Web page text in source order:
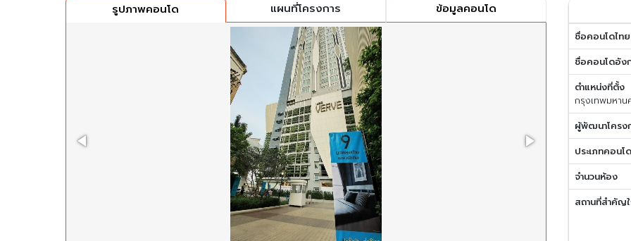
รูปภาพคอนโด แผนที่โครงการ ข้อมูลคอนโด
ชื่อคอนโดไทย
ชื่อคอนโดอัง
ตำแหน่งที่ตั้ง
กรุงเทพมหาน
ผู้พัฒนาโครง
ประเภทคอนโด
จำนวนห้อง
สถานที่สำคัญ